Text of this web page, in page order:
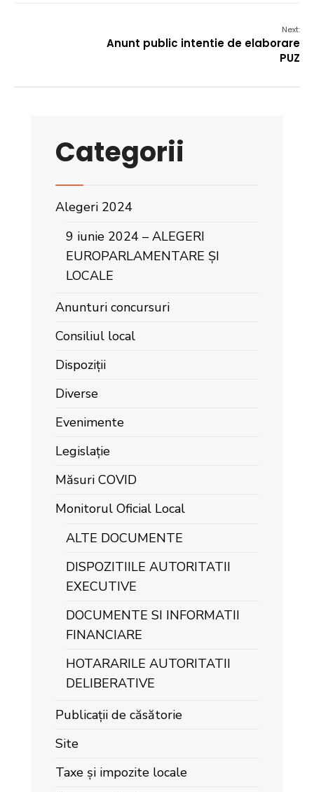
Next:
Anunt public intentie de elaborare
PUZ
Categorii
Alegeri 2024
9 iunie 2024 – ALEGERI
EUROPARLAMENTARE ȘI
LOCALE
Anunturi concursuri
Consiliul local
Dispoziții
Diverse
Evenimente
Legislație
Măsuri COVID
Monitorul Oficial Local
ALTE DOCUMENTE
DISPOZITIILE AUTORITATII
EXECUTIVE
DOCUMENTE SI INFORMATII
FINANCIARE
HOTARARILE AUTORITATII
DELIBERATIVE
Publicații de căsătorie
Site
Taxe și impozite locale